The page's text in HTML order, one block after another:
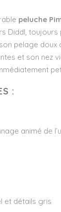
peluche
Diddl,
pelage doux
et son nez
:
animé de
et détails gris